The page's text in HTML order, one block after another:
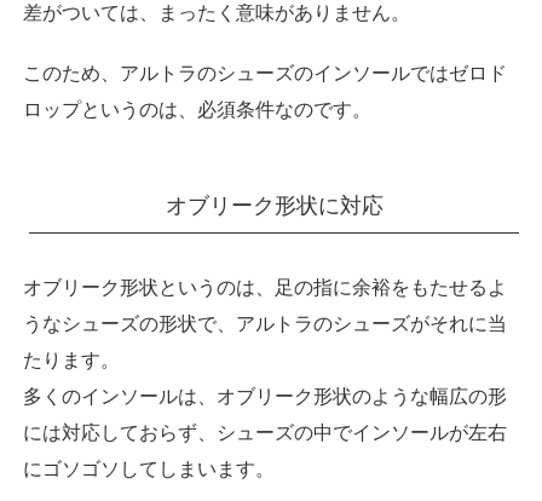
差がついては、まったく意味がありません。
このため、アルトラのシューズのインソールではゼロド
ロップというのは、必須条件なのです。
オブリーク形状に対応
オブリーク形状というのは、足の指に余裕をもたせるよ
うなシューズの形状で、アルトラのシューズがそれに当
たります。
多くのインソールは、オブリーク形状のような幅広の形
には対応しておらず、シューズの中でインソールが左右
にゴソゴソしてしまいます。